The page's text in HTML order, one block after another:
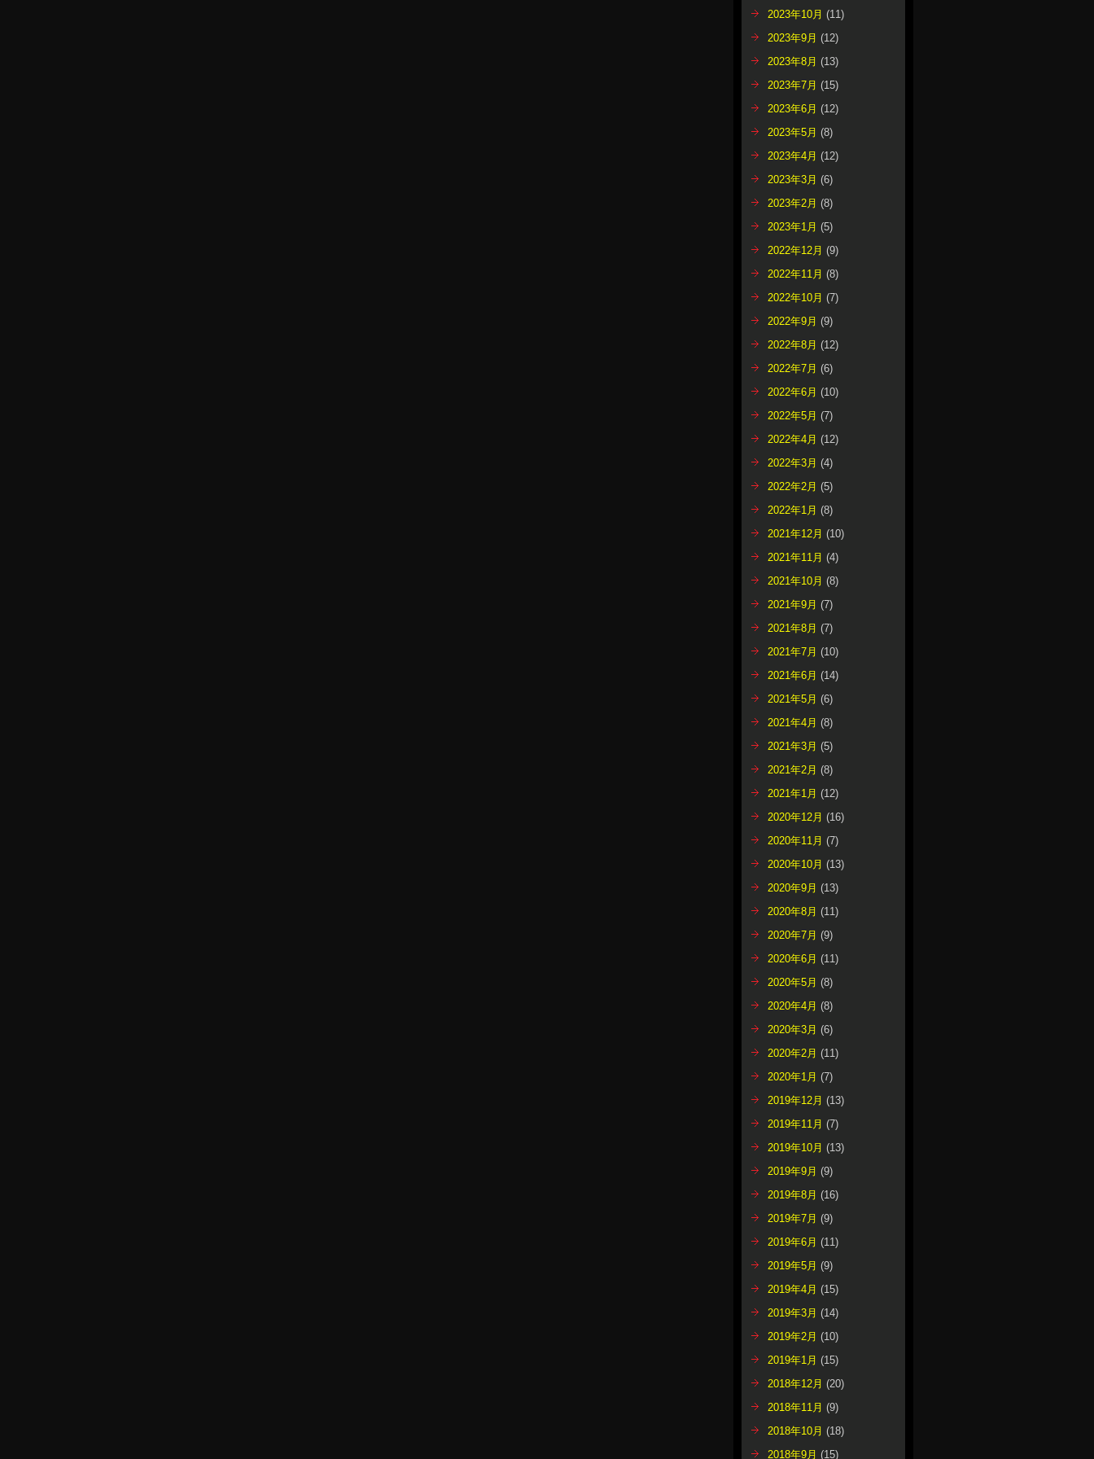
2023年10月 (11)
2023年9月 (12)
2023年8月 (13)
2023年7月 (15)
2023年6月 (12)
2023年5月 (8)
2023年4月 (12)
2023年3月 (6)
2023年2月 (8)
2023年1月 (5)
2022年12月 (9)
2022年11月 (8)
2022年10月 (7)
2022年9月 (9)
2022年8月 (12)
2022年7月 (6)
2022年6月 (10)
2022年5月 (7)
2022年4月 (12)
2022年3月 (4)
2022年2月 (5)
2022年1月 (8)
2021年12月 (10)
2021年11月 (4)
2021年10月 (8)
2021年9月 (7)
2021年8月 (7)
2021年7月 (10)
2021年6月 (14)
2021年5月 (6)
2021年4月 (8)
2021年3月 (5)
2021年2月 (8)
2021年1月 (12)
2020年12月 (16)
2020年11月 (7)
2020年10月 (13)
2020年9月 (13)
2020年8月 (11)
2020年7月 (9)
2020年6月 (11)
2020年5月 (8)
2020年4月 (8)
2020年3月 (6)
2020年2月 (11)
2020年1月 (7)
2019年12月 (13)
2019年11月 (7)
2019年10月 (13)
2019年9月 (9)
2019年8月 (16)
2019年7月 (9)
2019年6月 (11)
2019年5月 (9)
2019年4月 (15)
2019年3月 (14)
2019年2月 (10)
2019年1月 (15)
2018年12月 (20)
2018年11月 (9)
2018年10月 (18)
2018年9月 (15)